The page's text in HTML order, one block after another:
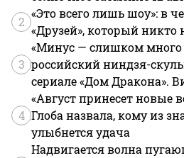
2
«Это всего лишь шоу»: в
«Друзей», который никто
3
«Минус — слишком много
российский ниндзя-
сериале «Дом Дракона».
4
«Август принесет новые
Глоба назвала, кому из
улыбнется удача
Надвигается волна